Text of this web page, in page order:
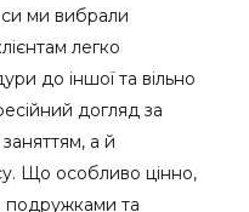
ми вибрали
легко
до іншої та вільно
догляд за
а й
Що особливо цінно,
подружками та